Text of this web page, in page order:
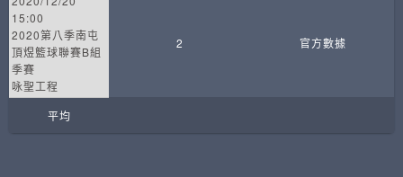
15:00
2020第八季南屯
頂煜籃球聯賽B組
季賽
咏聖工程
2 官方數據
平均